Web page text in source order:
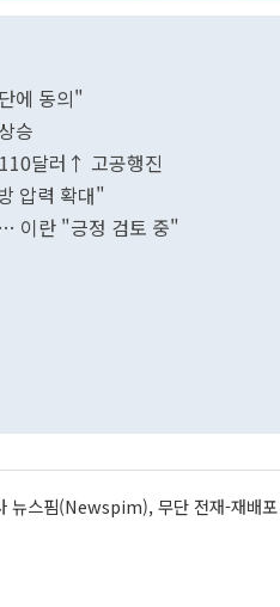
에 동의"
승
달러↑ 고공행진
압력 확대"
이란 "긍정 검토 중"
뉴스핌(Newspim), 무단 전재-재배